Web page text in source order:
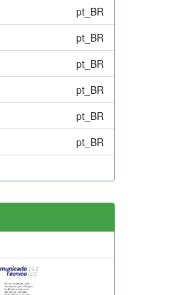
pt_BR
pt_BR
pt_BR
pt_BR
pt_BR
pt_BR